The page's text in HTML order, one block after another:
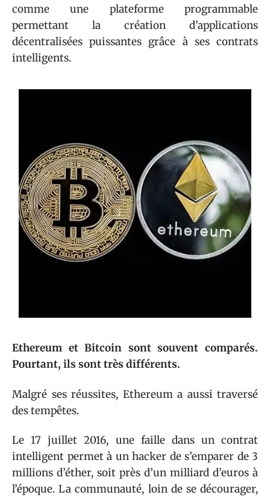
comme une plateforme programmable
permettant la création d’applications
décentralisées puissantes grâce à ses contrats
intelligents.
Ethereum et Bitcoin sont souvent comparés.
Pourtant, ils sont très différents.
Malgré ses réussites, Ethereum a aussi traversé
des tempêtes.
Le 17 juillet 2016, une faille dans un contrat
intelligent permet à un hacker de s’emparer de 3
millions d’éther, soit près d’un milliard d’euros à
l’époque. La communauté, loin de se décourager,